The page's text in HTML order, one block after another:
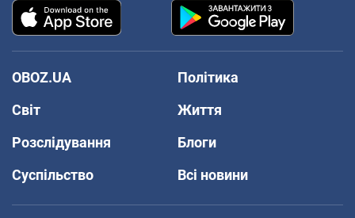
OBOZ.UA
Політика
Світ
Життя
Розслідування
Блоги
Суспільство
Всі новини